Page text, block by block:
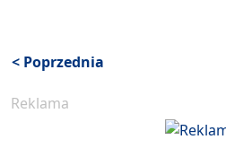
< Poprzednia
Reklama